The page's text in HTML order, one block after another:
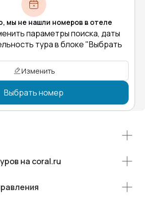
мы не нашли номеров в отеле
параметры поиска, даты
тура в блоке "Выбрать
Изменить
Выбрать номер
на coral.ru